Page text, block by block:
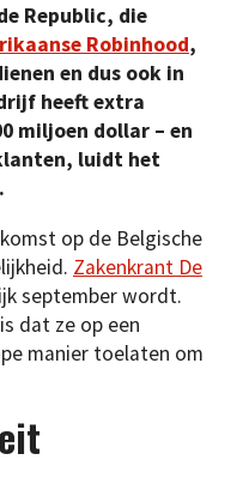
Republic, die
Robinhood,
en dus ook in
heeft extra
miljoen dollar – en
luidt het
op de Belgische
Zakenkrant De
september wordt.
dat ze op een
manier toelaten om